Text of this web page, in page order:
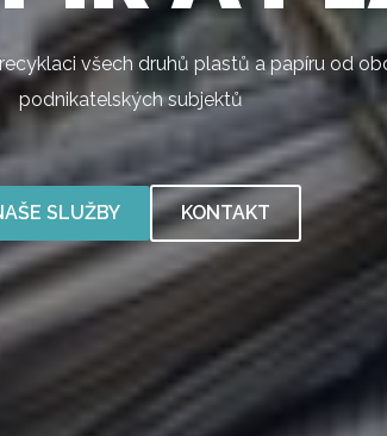
všech druhů plastů a papíru od
podnikatelských subjektů
SLUŽBY KONTAKT